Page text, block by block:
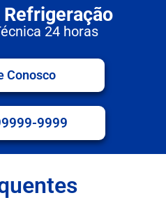
24 horas
Conosco
9999